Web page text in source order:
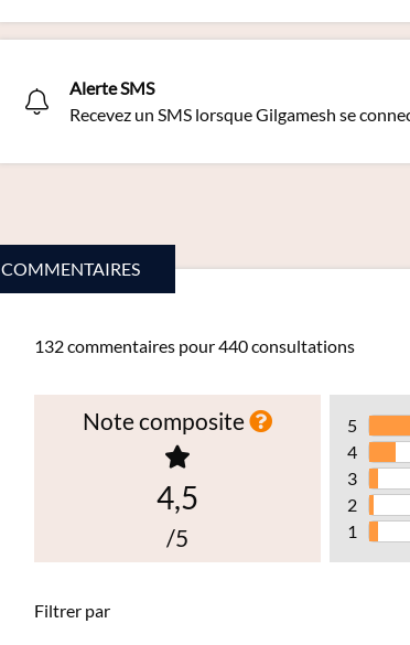
Alerte SMS
Recevez un SMS lorsque Gilgamesh se
COMMENTAIRES
132 commentaires pour 440 consultations
Note composite
4,5
/5
5
4
3
2
1
Filtrer par